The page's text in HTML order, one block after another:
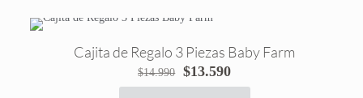
múltiples
Las
opciones
se
Cajita de Regalo 3 Piezas Baby Farm
$14.990
El
precio
$13.590El
precio